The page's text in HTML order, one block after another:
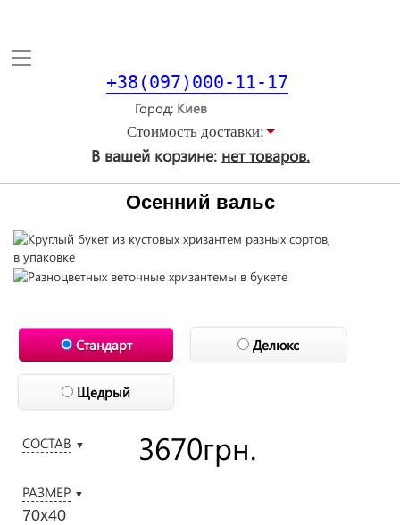
Toggle
+38(097)000-11-17
Город
Стоимость доставки:
В вашей корзине: нет товаров.
Осенний вальс
Стандарт Делюкс
Щедрый
СОСТАВ ▼
РАЗМЕР ▼
70х40
3670грн.